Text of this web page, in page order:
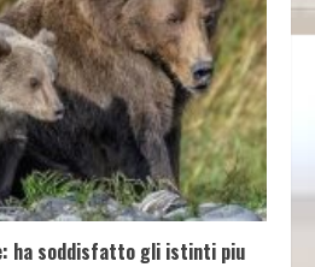
ha soddisfatto gli istinti piu